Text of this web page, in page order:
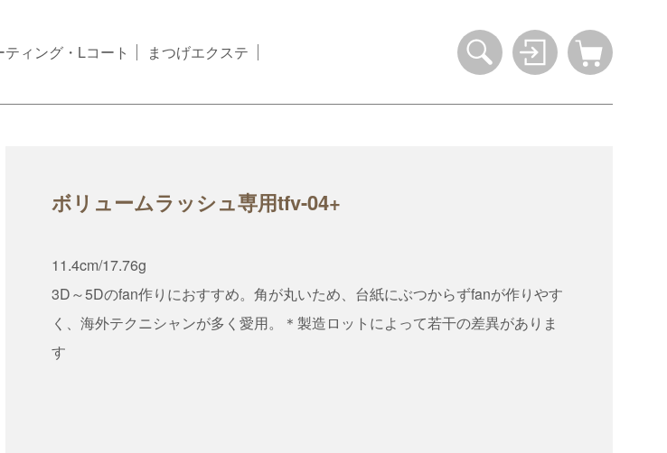
ィング・Lコート まつげエクステ
ボリュームラッシュ専用tfv-04+
11.4cm/17.76g
3D～5Dのfan作りにおすすめ。角が丸いため、台紙にぶつからずfanが作りやす
く、海外テクニシャンが多く愛用。＊製造ロットによって若干の差異がありま
す